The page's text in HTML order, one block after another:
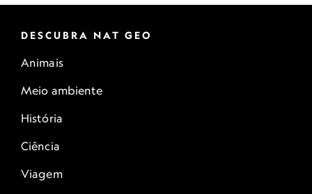
DESCUBRA NAT GEO
Animais
Meio ambiente
História
Ciência
Viagem